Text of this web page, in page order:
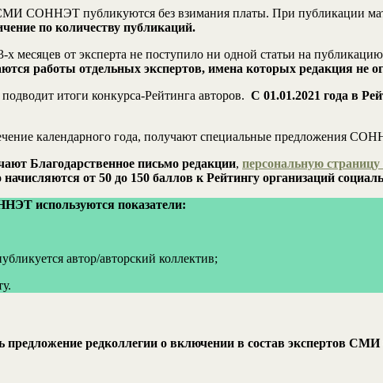
СОННЭТ публикуются без взимания платы. При публикации
по количеству публикаций.
3-х месяцев от эксперта не поступило ни одной статьи на
работы отдельных экспертов, имена которых редакция не
итоги конкурса-Рейтинга авторов. С 01.01.2021 года в
календарного года, получают специальные предложения
Благодарственное письмо редакции, персональную
от 50 до 150 баллов к Рейтингу организаций
используются показатели:
автор/авторский коллектив;
редколлегии о включении в состав экспертов